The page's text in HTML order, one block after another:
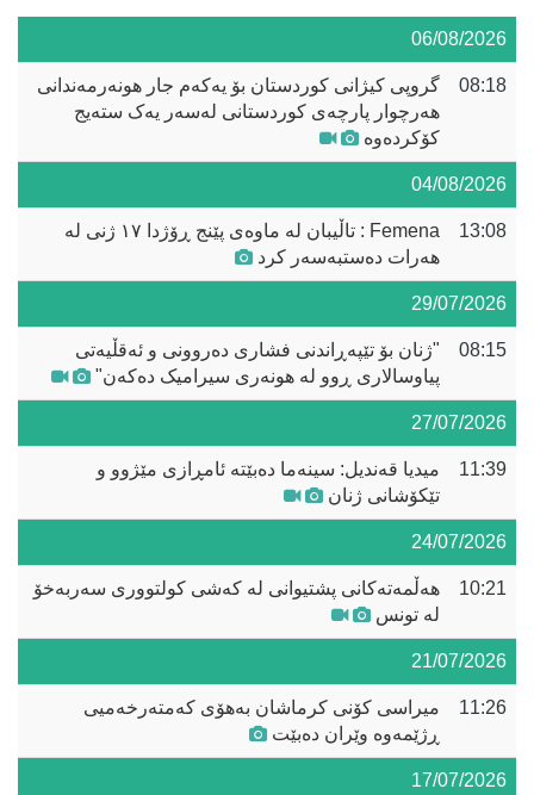
06/08/2026
08:18
گروپی کیژانی کوردستان بۆ یەکەم جار هونەرمەندانی
هەرچوار پارچەی کوردستانی لەسەر یەک ستەیج
کۆکردەوە
04/08/2026
13:08
Femena : تاڵیبان لە ماوەی پێنج ڕۆژدا ١٧ ژنی لە
هەرات دەستبەسەر کرد
29/07/2026
08:15
"ژنان بۆ تێپەڕاندنی فشاری دەروونی و ئەقڵیەتی
پیاوسالاری ڕوو لە هونەری سیرامیک دەکەن"
27/07/2026
11:39
میدیا قەندیل: سینەما دەبێتە ئامڕازی مێژوو و
تێکۆشانی ژنان
24/07/2026
10:21
هەڵمەتەکانی پشتیوانی لە کەشی کولتووری سەربەخۆ
لە تونس
21/07/2026
11:26
میراسی کۆنی کرماشان بەهۆی کەمتەرخەمیی
ڕژێمەوە وێران دەبێت
17/07/2026